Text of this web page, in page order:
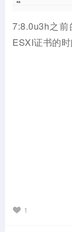
7:8.0u3h之
ESXI证书的时
1